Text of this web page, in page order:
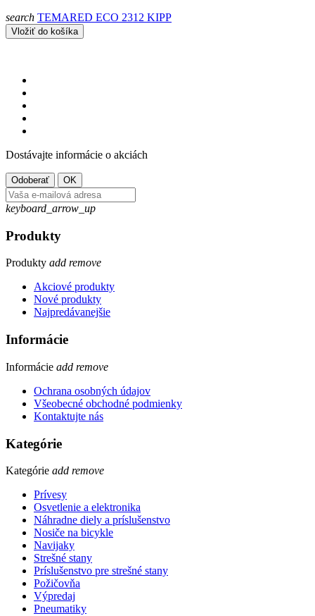
search TEMARED ECO 2312 KIPP
Vložiť do košíka
Dostávajte informácie o akciách
keyboard_arrow_up
Produkty
Produkty add remove
Akciové produkty
Nové produkty
Najpredávanejšie
Informácie
Informácie add remove
Ochrana osobných údajov
Všeobecné obchodné podmienky
Kontaktujte nás
Kategórie
Kategórie add remove
Prívesy
Osvetlenie a elektronika
Náhradne diely a príslušenstvo
Nosiče na bicykle
Navijaky
Strešné stany
Príslušenstvo pre strešné stany
Požičovňa
Výpredaj
Pneumatiky